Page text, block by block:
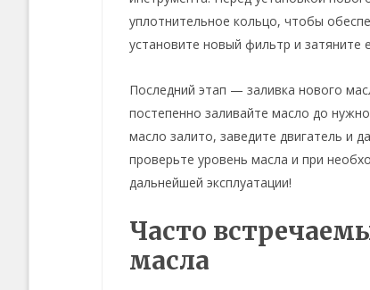
уплотнительное кольцо, чтобы
установите новый фильтр и затяните
Последний этап — заливка нового
постепенно заливайте масло до
масло залито, заведите двигатель и
проверьте уровень масла и при
дальнейшей эксплуатации!
Часто
масла